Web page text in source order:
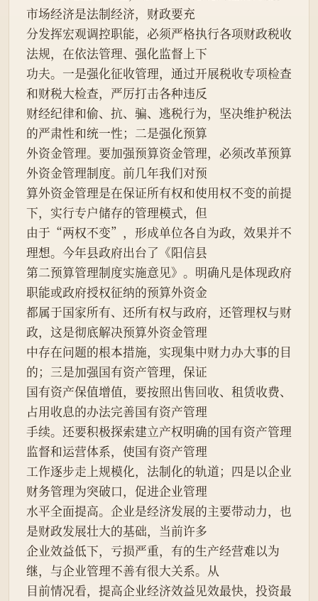
市场经济是法制经济，财政要充
分发挥宏观调控职能，必须严格执行各项财政税收
法规，在依法管理、强化监督上下
功夫。一是强化征收管理，通过开展税收专项检查
和财税大检查，严厉打击各种违反
财经纪律和偷、抗、骗、逃税行为，坚决维护税法
的严肃性和统一性；二是强化预算
外资金管理。要加强预算资金管理，必须改革预算
外资金管理制度。前几年我们对预
算外资金管理是在保证所有权和使用权不变的前提
下，实行专户储存的管理模式，但
由于“两权不变”，形成单位各自为政，效果并不
理想。今年县政府出台了《阳信县
第二预算管理制度实施意见》。明确凡是体现政府
职能或政府授权征纳的预算外资金
都属于国家所有、还所有权与政府，还管理权与财
政，这是彻底解决预算外资金管理
中存在问题的根本措施，实现集中财力办大事的目
的；三是加强国有资产管理，保证
国有资产保值增值，要按照出售回收、租赁收费、
占用收息的办法完善国有资产管理
手续。还要积极探索建立产权明确的国有资产管理
监督和运营体系，使国有资产管理
工作逐步走上规模化，法制化的轨道；四是以企业
财务管理为突破口，促进企业管理
水平全面提高。企业是经济发展的主要带动力，也
是财政发展壮大的基础，当前许多
企业效益低下，亏损严重，有的生产经营难以为
继，与企业管理不善有很大关系。从
目前情况看，提高企业经济效益见效最快，投资最